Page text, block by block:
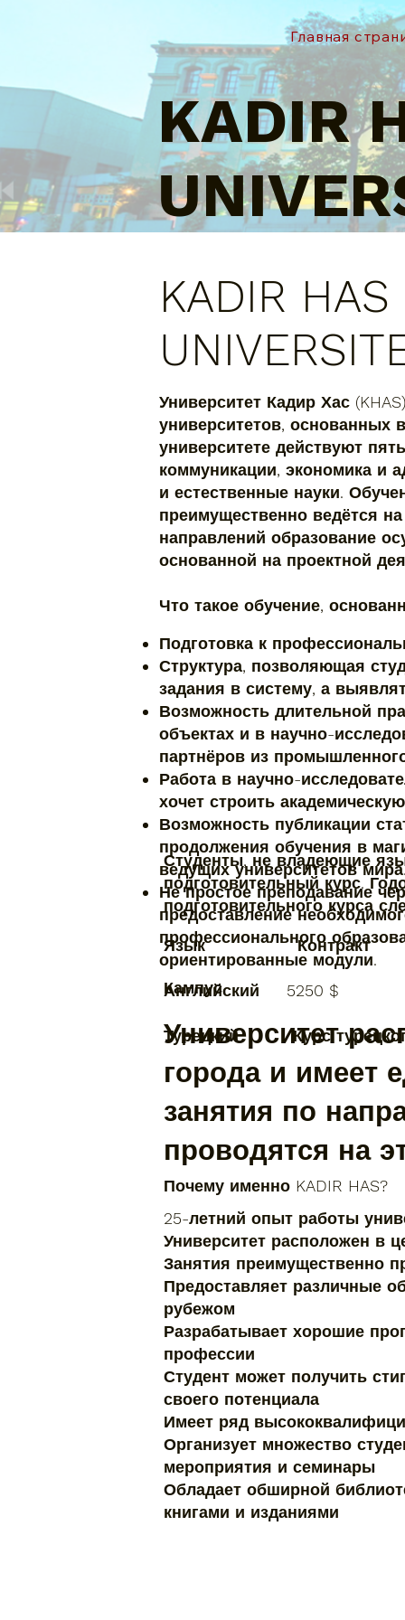
Главная
KADIR
KADIR HAS
Университет Кадир Хас
университетов, основанных
университете действуют
коммуникации, экономика и
и естественные науки.
преимущественно ведётся
направлений образование
основанной на проектной
Что такое обучение,
Подготовка к
Структура, позволяющая
задания в систему, а
Возможность длительной
объектах и в научно-
партнёров из
Работа в научно-
хочет строить
Возможность публикации
продолжения обучения в
ведущих университетов
Не простое преподавание
предоставление
профессионального
ориентированные модули.
Кампус
Университет
города и имеет
занятия по
проводятся на
Почему именно KADIR HAS?
25-летний опыт работы
Университет расположен в
Занятия преимущественно
Предоставляет различные
рубежом
Разрабатывает хорошие
профессии
Студент может получить
своего потенциала
Имеет ряд
Организует множество
мероприятия и семинары
Обладает обширной
книгами и изданиями
Студенты, не владеющие
подготовительный курс.
подготовительного курса
Язык Контракт
Английский
Турецкий Курс